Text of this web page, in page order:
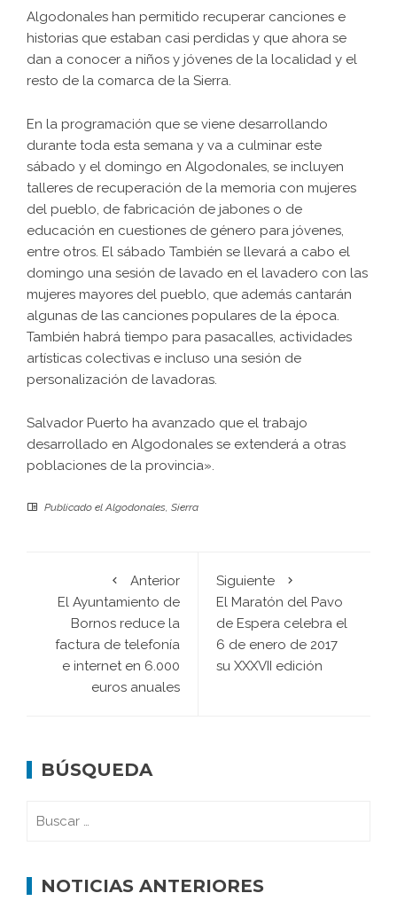
Algodonales han permitido recuperar canciones e
historias que estaban casi perdidas y que ahora se
dan a conocer a niños y jóvenes de la localidad y el
resto de la comarca de la Sierra.
En la programación que se viene desarrollando
durante toda esta semana y va a culminar este
sábado y el domingo en Algodonales, se incluyen
talleres de recuperación de la memoria con mujeres
del pueblo, de fabricación de jabones o de
educación en cuestiones de género para jóvenes,
entre otros. El sábado También se llevará a cabo el
domingo una sesión de lavado en el lavadero con las
mujeres mayores del pueblo, que además cantarán
algunas de las canciones populares de la época.
También habrá tiempo para pasacalles, actividades
artísticas colectivas e incluso una sesión de
personalización de lavadoras.
Salvador Puerto ha avanzado que el trabajo
desarrollado en Algodonales se extenderá a otras
poblaciones de la provincia».
Publicado elAlgodonales, Sierra
Anterior
El Ayuntamiento de
Bornos reduce la
factura de telefonía
e internet en 6.000
euros anuales
Siguiente
El Maratón del Pavo
de Espera celebra el
6 de enero de 2017
su XXXVII edición
BÚSQUEDA
NOTICIAS ANTERIORES